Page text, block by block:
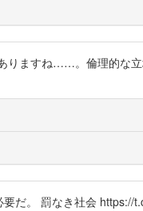
りますね……。倫理的な
だ。 罰なき社会 https://